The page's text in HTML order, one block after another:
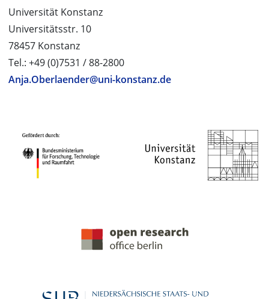
Universität Konstanz
Universitätsstr. 10
78457 Konstanz
Tel.: +49 (0)7531 / 88-2800
Anja.Oberlaender@uni-konstanz.de